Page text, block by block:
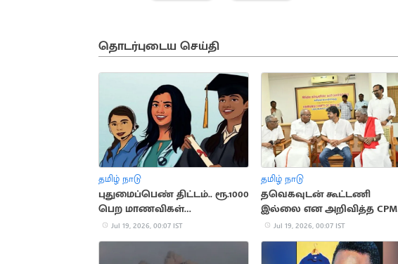
தொடர்புடைய செய்தி
தமிழ் நாடு
புதுமைப்பெண் திட்டம்.. ரூ.1000
பெற மாணவிகள்
விண்ணப்பிக்கலாம்
Jul 19, 2026, 00:07 IST
தமிழ் நாடு
தவெகவுடன் கூட்டணி
இல்லை என அறிவித்த CPM
சண்முகம்
Jul 19, 2026, 00:07 IST